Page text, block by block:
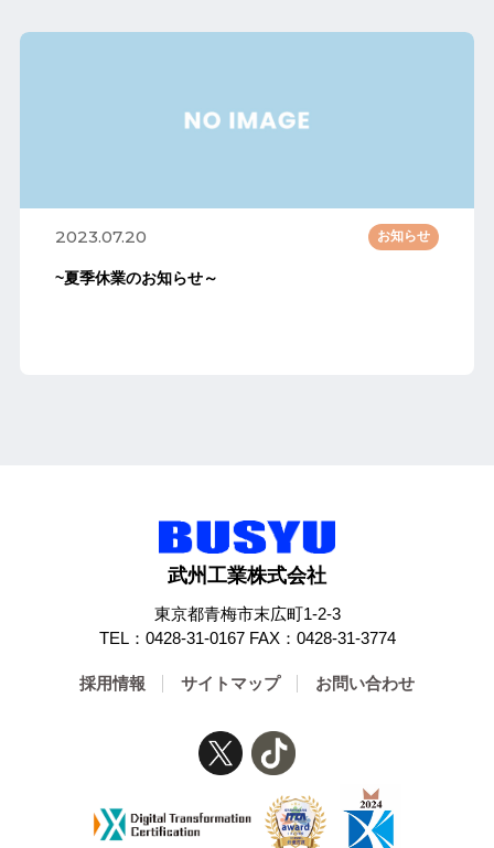
2023.07.20 お知らせ
~夏季休業のお知らせ～
武州工業株式会社
東京都青梅市末広町1-2-3
TEL：0428-31-0167 FAX：0428-31-3774
採用情報 サイトマップ お問い合わせ